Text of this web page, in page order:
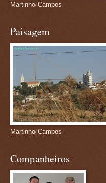
Martinho Campos
Paisagem
Martinho Campos
Companheiros